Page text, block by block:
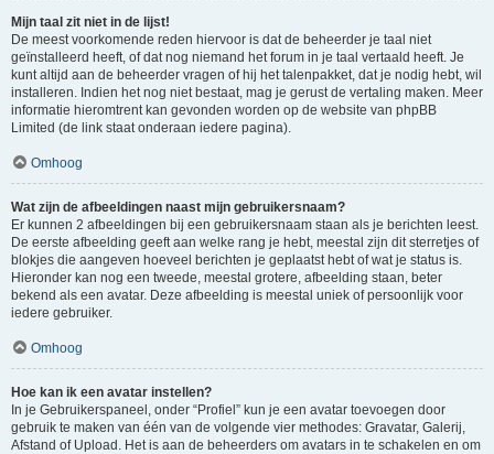
Mijn taal zit niet in de lijst!
De meest voorkomende reden hiervoor is dat de beheerder je taal niet
geïnstalleerd heeft, of dat nog niemand het forum in je taal vertaald heeft. Je
kunt altijd aan de beheerder vragen of hij het talenpakket, dat je nodig hebt, wil
installeren. Indien het nog niet bestaat, mag je gerust de vertaling maken. Meer
informatie hieromtrent kan gevonden worden op de website van phpBB
Limited (de link staat onderaan iedere pagina).
Omhoog
Wat zijn de afbeeldingen naast mijn gebruikersnaam?
Er kunnen 2 afbeeldingen bij een gebruikersnaam staan als je berichten leest.
De eerste afbeelding geeft aan welke rang je hebt, meestal zijn dit sterretjes of
blokjes die aangeven hoeveel berichten je geplaatst hebt of wat je status is.
Hieronder kan nog een tweede, meestal grotere, afbeelding staan, beter
bekend als een avatar. Deze afbeelding is meestal uniek of persoonlijk voor
iedere gebruiker.
Omhoog
Hoe kan ik een avatar instellen?
In je Gebruikerspaneel, onder “Profiel” kun je een avatar toevoegen door
gebruik te maken van één van de volgende vier methodes: Gravatar, Galerij,
Afstand of Upload. Het is aan de beheerders om avatars in te schakelen en om